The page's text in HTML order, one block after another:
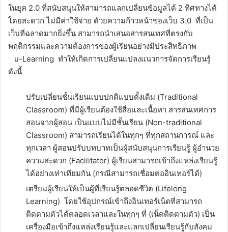
ในยุค 2.0 ที่สนับสนุนให้สามารถแลกเปลี่ยนข้อมูลได้ 2 ทิศทางได้
โดยสะดวก ไม่มีค่าใช้จ่าย ด้วยความก้าวหน้าของเว็บ 3.0 ที่เป็น
เว็บที่ฉลาดมากยิ่งขึ้น สามารถนำเสนอสารสนเทศที่ตรงกับ
พฤติกรรมและความต้องการของผู้เรียนอย่างมีประสิทธิภาพ
u-Learning ทำให้เกิดการเปลี่ยนแปลงแนวการจัดการเรียนรู้
ดังนี้
ปรับเปลี่ยนชั้นเรียนแบบปกติแบบดั้งเดิม (Traditional
Classroom) ที่มีผู้เรียนต้องใช้สื่อและเนื้อหา สารสนเทศการ
สอนจากผู้สอน เป็นแบบไม่มีชั้นเรียน (Non-traditional
Classroom) สามารถเรียนได้ในทุกๆ ที่ทุกสถานการณ์ และ
ทุกเวลา ผู้สอนปรับบทบาทเป็นผู้สนับสนุนการเรียนรู้ ผู้อำนวย
ความสะดวก (Facilitator) ผู้เรียนสามารถเข้าถึงแหล่งเรียนรู้
ได้อย่างเท่าเทียมกัน (กรณีสามารถเชื่อมต่ออินเทอร์ได้)
เตรียมผู้เรียนให้เป็นผู้ที่เรียนรู้ตลอดชีวิต (Lifelong
Learning) โดยใช้อุปกรณ์เข้าถึงอินเทอร์เน็ตที่สามารถ
ติดตามตัวได้ตลอดเวลาและในทุกๆ ที่ (เน็ตติดตามตัว) เป็น
เครื่องมือเข้าถึงแหล่งเรียนรู้และแลกเปลี่ยนเรียนรู้กับสังคม